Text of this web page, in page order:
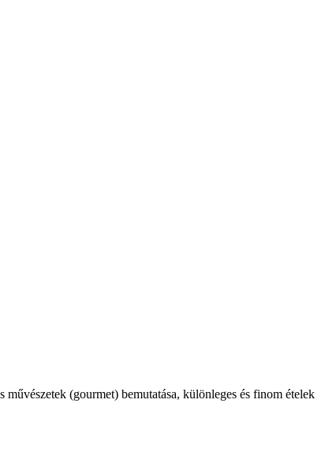
(gourmet) bemutatása, különleges és finom ételek